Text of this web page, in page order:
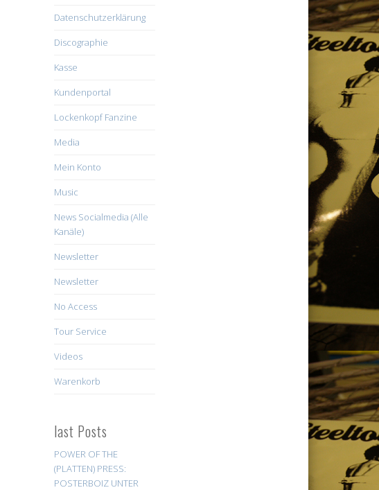
Datenschutzerklärung
Discographie
Kasse
Kundenportal
Lockenkopf Fanzine
Media
Mein Konto
Music
News Socialmedia (Alle
Kanäle)
Newsletter
Newsletter
No Access
Tour Service
Videos
Warenkorb
last Posts
POWER OF THE
(PLATTEN) PRESS:
POSTERBOIZ UNTER